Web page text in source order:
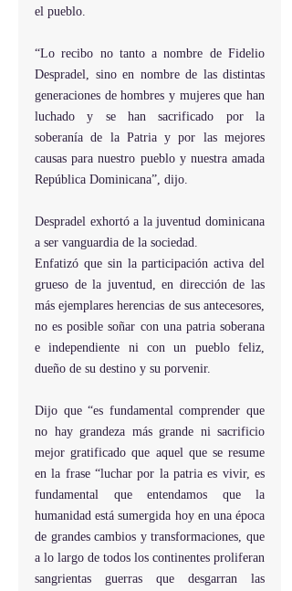
el pueblo.
“Lo recibo no tanto a nombre de Fidelio
Despradel, sino en nombre de las distintas
generaciones de hombres y mujeres que han
luchado y se han sacrificado por la
soberanía de la Patria y por las mejores
causas para nuestro pueblo y nuestra amada
República Dominicana”, dijo.
Despradel exhortó a la juventud dominicana
a ser vanguardia de la sociedad.
Enfatizó que sin la participación activa del
grueso de la juventud, en dirección de las
más ejemplares herencias de sus antecesores,
no es posible soñar con una patria soberana
e independiente ni con un pueblo feliz,
dueño de su destino y su porvenir.
Dijo que “es fundamental comprender que
no hay grandeza más grande ni sacrificio
mejor gratificado que aquel que se resume
en la frase “luchar por la patria es vivir, es
fundamental que entendamos que la
humanidad está sumergida hoy en una época
de grandes cambios y transformaciones, que
a lo largo de todos los continentes proliferan
sangrientas guerras que desgarran las